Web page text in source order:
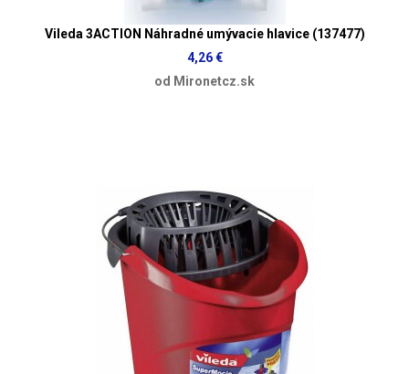
Vileda 3ACTION Náhradné umývacie hlavice (137477)
4,26 €
od Mironetcz.sk